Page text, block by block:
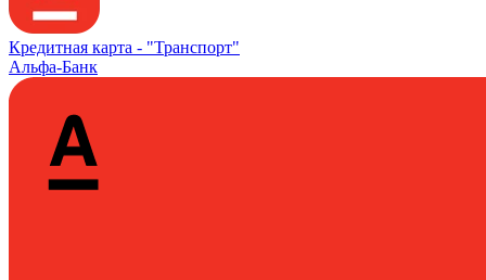
Кредитная карта - "Транспорт"
Альфа-Банк